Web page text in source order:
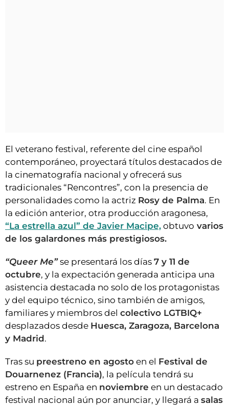
El veterano festival, referente del cine español
contemporáneo, proyectará títulos destacados de
la cinematografía nacional y ofrecerá sus
tradicionales “Rencontres”, con la presencia de
personalidades como la actriz Rosy de Palma. En
la edición anterior, otra producción aragonesa,
“La estrella azul” de Javier Macipe, obtuvo varios
de los galardones más prestigiosos.
“Queer Me” se presentará los días 7 y 11 de
octubre, y la expectación generada anticipa una
asistencia destacada no solo de los protagonistas
y del equipo técnico, sino también de amigos,
familiares y miembros del colectivo LGTBIQ+
desplazados desde Huesca, Zaragoza, Barcelona
y Madrid.
Tras su preestreno en agosto en el Festival de
Douarnenez (Francia), la película tendrá su
estreno en España en noviembre en un destacado
festival nacional aún por anunciar, y llegará a salas